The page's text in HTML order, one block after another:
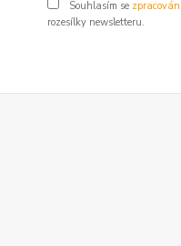
Souhlasím se
rozesílky newsletteru.